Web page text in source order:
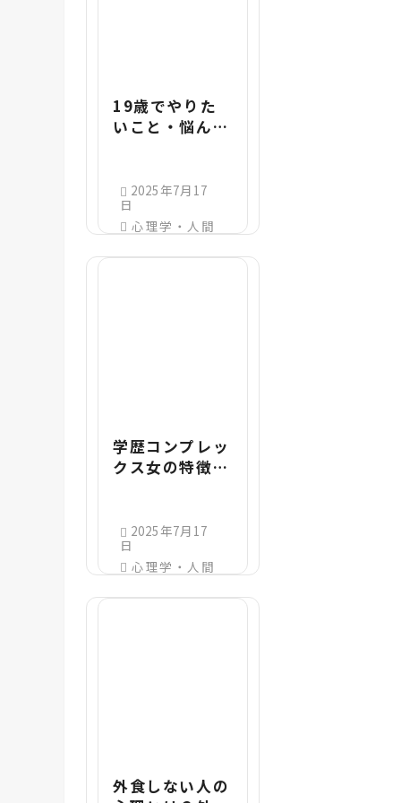
19歳でやりた
いこと・悩んだ
の日は何する？
2025年7月17
日
心理学・人間
関係
学歴コンプレッ
クス女の特徴と
傾向を解説
2025年7月17
日
心理学・人間
関係
外食しない人の